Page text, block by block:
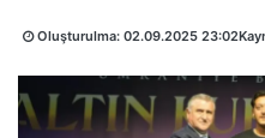
Oluşturulma: 02.09.2025 23:02